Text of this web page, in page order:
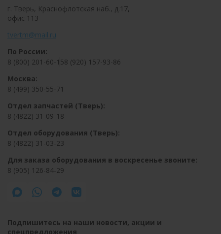
г. Тверь, Краснофлотская наб., д.17,
офис 113
tvertm@mail.ru
По России:
8 (800) 201-60-158 (920) 157-93-86
Москва:
8 (499) 350-55-71
Отдел запчастей (Тверь):
8 (4822) 31-09-18
Отдел оборудования (Тверь):
8 (4822) 31-03-23
Для заказа оборудования в воскресенье звоните:
8 (905) 126-84-29
Подпишитесь на наши новости, акции и
спецпредложения